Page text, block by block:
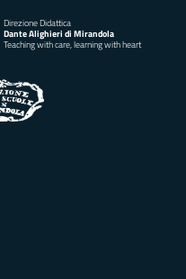
Direzione Didattica
Dante Alighieri di Mirandola
Teaching with care, learning with heart